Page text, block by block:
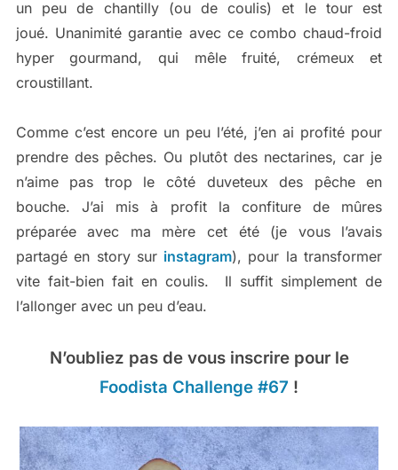
un peu de chantilly (ou de coulis) et le tour est
joué. Unanimité garantie avec ce combo chaud-froid
hyper gourmand, qui mêle fruité, crémeux et
croustillant.
Comme c’est encore un peu l’été, j’en ai profité pour
prendre des pêches. Ou plutôt des nectarines, car je
n’aime pas trop le côté duveteux des pêche en
bouche. J’ai mis à profit la confiture de mûres
préparée avec ma mère cet été (je vous l’avais
partagé en story sur instagram), pour la transformer
vite fait-bien fait en coulis. Il suffit simplement de
l’allonger avec un peu d’eau.
N’oubliez pas de vous inscrire pour le
Foodista Challenge #67 !